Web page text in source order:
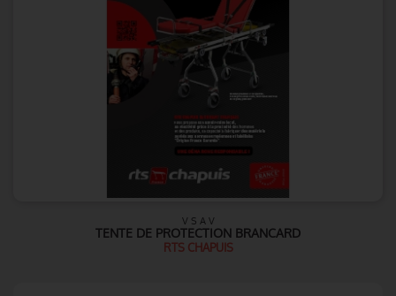
V S A V
TENTE DE PROTECTION BRANCARD
RTS CHAPUIS